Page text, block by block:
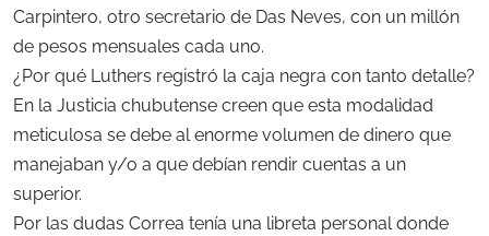
Carpintero, otro secretario de Das Neves, con un millón
de pesos mensuales cada uno.
¿Por qué Luthers registró la caja negra con tanto detalle?
En la Justicia chubutense creen que esta modalidad
meticulosa se debe al enorme volumen de dinero que
manejaban y/o a que debían rendir cuentas a un
superior.
Por las dudas Correa tenía una libreta personal donde